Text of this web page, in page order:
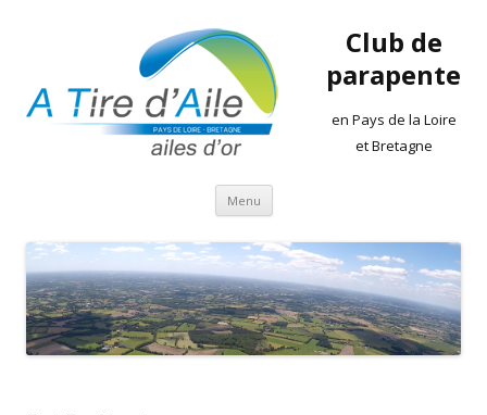
Club de
parapente
en Pays de la Loire
et Bretagne
Menu Aller
contenu